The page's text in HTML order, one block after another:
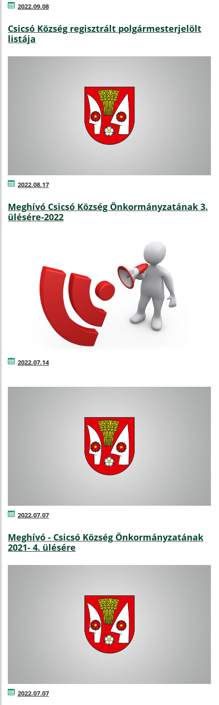
2022.09.08
Csicsó Község regisztrált polgármesterjelölt
listája
2022.08.17
Meghívó Csicsó Község Önkormányzatának 3.
ülésére-2022
2022.07.14
2022.07.07
Meghívó - Csicsó Község Önkormányzatának
2021- 4. ülésére
2022.07.07